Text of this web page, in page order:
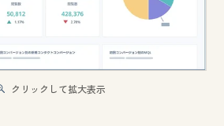
クリックして拡大表示